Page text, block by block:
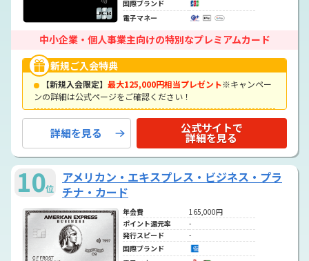
国際ブランド
電子マネー
中小企業・個人事業主向けの特別なプレミアムカード
新規ご入会特典
【新規入会限定】 最大125,000円相当プレゼント※キャンペー
ンの詳細は公式ページをご確認ください！
詳細を見る 公式サイトで
詳細を見る
10位
アメリカン・エキスプレス・ビジネス・プラ
チナ・カード
年会費
165,000円
ポイント還元率
-
発行スピード
-
国際ブランド